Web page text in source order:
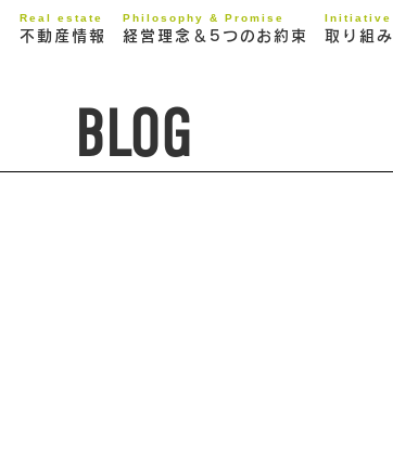
Real estate
不動産情報
Philosophy & Promise
経営理念＆5つのお約束
Initiative
取り組み
BLOG